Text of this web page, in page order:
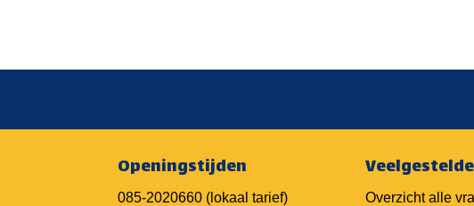
Openingstijden
085-2020660 (lokaal tarief)
Overzicht alle